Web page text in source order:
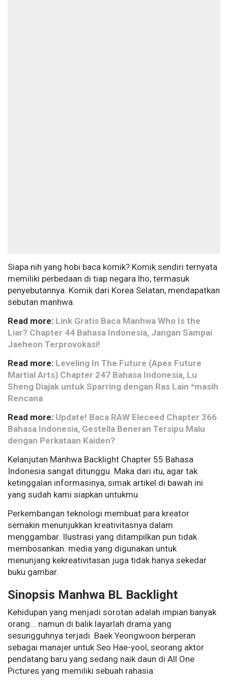
Siapa nih yang hobi baca komik? Komik sendiri ternyata
memiliki perbedaan di tiap negara lho, termasuk
penyebutannya. Komik dari Korea Selatan, mendapatkan
sebutan manhwa.
Read more: Link Gratis Baca Manhwa Who Is the
Liar? Chapter 44 Bahasa Indonesia, Jangan Sampai
Jaeheon Terprovokasi!
Read more: Leveling In The Future (Apex Future
Martial Arts) Chapter 247 Bahasa Indonesia, Lu
Sheng Diajak untuk Sparring dengan Ras Lain *masih
Rencana
Read more: Update! Baca RAW Eleceed Chapter 366
Bahasa Indonesia, Gestella Beneran Tersipu Malu
dengan Perkataan Kaiden?
Kelanjutan Manhwa Backlight Chapter 55 Bahasa
Indonesia sangat ditunggu. Maka dari itu, agar tak
ketinggalan informasinya, simak artikel di bawah ini
yang sudah kami siapkan untukmu.
Perkembangan teknologi membuat para kreator
semakin menunjukkan kreativitasnya dalam
menggambar. Ilustrasi yang ditampilkan pun tidak
membosankan. media yang digunakan untuk
menunjang kekreativitasan juga tidak hanya sekedar
buku gambar.
Sinopsis Manhwa BL Backlight
Kehidupan yang menjadi sorotan adalah impian banyak
orang... namun di balik layarlah drama yang
sesungguhnya terjadi. Baek Yeongwoon berperan
sebagai manajer untuk Seo Hae-yool, seorang aktor
pendatang baru yang sedang naik daun di All One
Pictures yang memiliki sebuah rahasia: